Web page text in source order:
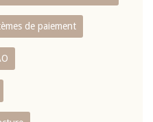
de paiement